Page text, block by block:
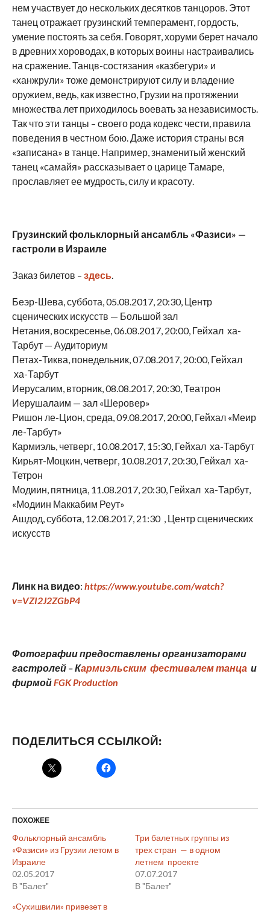
нем участвует до нескольких десятков танцоров. Этот
танец отражает грузинский темперамент, гордость,
умение постоять за себя. Говорят, хоруми берет начало
в древних хороводах, в которых воины настраивались
на сражение. Танцв-состязания «казбегури» и
«ханжрули» тоже демонстрируют силу и владение
оружием, ведь, как известно, Грузии на протяжении
множества лет приходилось воевать за независимость.
Так что эти танцы – своего рода кодекс чести, правила
поведения в честном бою. Даже история страны вся
«записана» в танце. Например, знаменитый женский
танец «самайя» рассказывает о царице Тамаре,
прославляет ее мудрость, силу и красоту.
Грузинский фольклорный ансамбль «Фазиси» —
гастроли в Израиле
Заказ билетов – здесь.
Беэр-Шева, суббота, 05.08.2017, 20:30, Центр
сценических искусств — Большой зал
Нетания, воскресенье, 06.08.2017, 20:00, Гейхал ха-
Тарбут — Аудиториум
Петах-Тиква, понедельник, 07.08.2017, 20:00, Гейхал
ха-Тарбут
Иерусалим, вторник, 08.08.2017, 20:30, Театрон
Иерушалаим — зал «Шеровер»
Ришон ле-Цион, среда, 09.08.2017, 20:00, Гейхал «Меир
ле-Тарбут»
Кармиэль, четверг, 10.08.2017, 15:30, Гейхал ха-Тарбут
Кирьят-Моцкин, четверг, 10.08.2017, 20:30, Гейхал ха-
Тетрон
Модиин, пятница, 11.08.2017, 20:30, Гейхал ха-Тарбут,
«Модиин Маккабим Реут»
Ашдод, суббота, 12.08.2017, 21:30 , Центр сценических
искусств
Линк на видео: https://www.youtube.com/watch?
v=VZI2J2ZGbP4
Фотографии предоставлены организаторами
гастролей – Кармиэльским фестивалем танцаи
фирмойFGKProduction
ПОДЕЛИТЬСЯ ССЫЛКОЙ:
ПОХОЖЕЕ
Фольклорный ансамбль
«Фазиси» из Грузии летом в
Израиле
02.05.2017
В "Балет"
Три балетных группы из
трех стран — в одном
летнем проекте
07.07.2017
В "Балет"
«Сухишвили» привезет в